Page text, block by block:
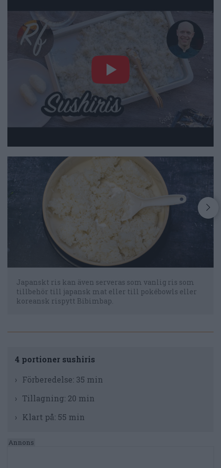
Japanskt ris kan även serveras som vanlig ris som
tillbehör till japansk mat eller till pokébowls eller
koreansk rispytt Bibimbap.
4 portioner sushiris
Förberedelse: 35 min
Tillagning: 20 min
Klart på: 55 min